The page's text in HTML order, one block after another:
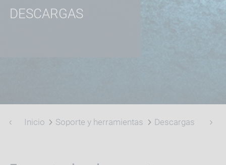
DESCARGAS
Inicio Soporte y herramientas Descargas